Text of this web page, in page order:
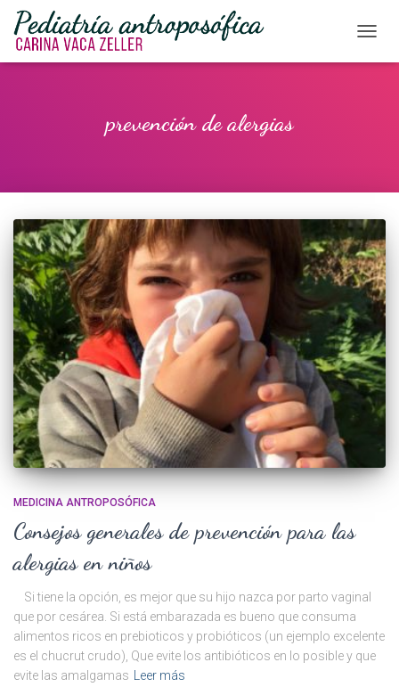
prevención de alergias
MEDICINA ANTROPOSÓFICA
Consejos generales de prevención para las
alergias en niños
Si tiene la opción, es mejor que su hijo nazca por parto vaginal
que por cesárea. Si está embarazada es bueno que consuma
alimentos ricos en prebioticos y probióticos (un ejemplo excelente
es el chucrut crudo), Que evite los antibióticos en lo posible y que
evite las amalgamas
Leer más